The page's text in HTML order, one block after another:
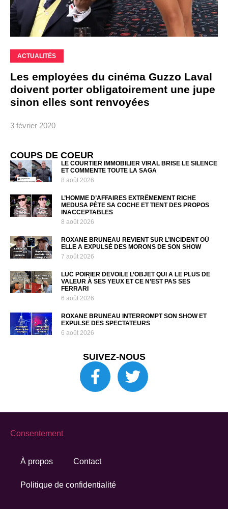
ACTUALITÉS
Les employées du cinéma Guzzo Laval
doivent porter obligatoirement une jupe
sinon elles sont renvoyées
3 février 2020
COUPS DE COEUR
LE COURTIER IMMOBILIER VIRAL BRISE LE SILENCE
ET COMMENTE TOUTE LA SAGA
8 août 2026
L’HOMME D’AFFAIRES EXTRÊMEMENT RICHE
MEDUSA PÈTE SA COCHE ET TIENT DES PROPOS
INACCEPTABLES
8 août 2026
ROXANE BRUNEAU REVIENT SUR L’INCIDENT OÙ
ELLE A EXPULSÉ DES MORONS DE SON SHOW
7 août 2026
LUC POIRIER DÉVOILE L’OBJET QUI A LE PLUS DE
VALEUR À SES YEUX ET CE N’EST PAS SES
FERRARI
6 août 2026
ROXANE BRUNEAU INTERROMPT SON SHOW ET
EXPULSE DES SPECTATEURS
6 août 2026
SUIVEZ-NOUS
À propos Contact
Politique de confidentialité
Consentement